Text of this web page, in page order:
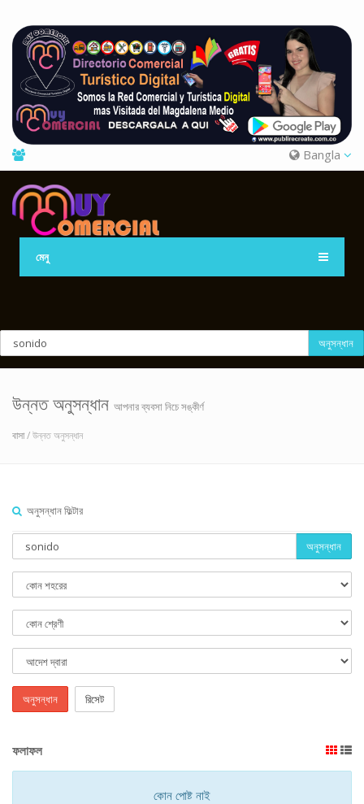
Bangla
মেনু
অনুসন্ধান
উন্নত অনুসন্ধান আপনার ব্যবসা নিচে সঙ্কীর্ণ
বাসা/ উন্নত অনুসন্ধান
অনুসন্ধান ফিল্টার
অনুসন্ধান
অনুসন্ধান রিসেট
ফলাফল
কোন পোষ্ট নাই